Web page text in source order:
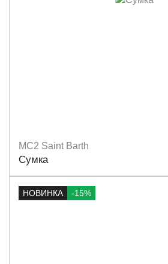
Размеры
MC2 Saint Barth
Сумка
НОВИНКА -15%